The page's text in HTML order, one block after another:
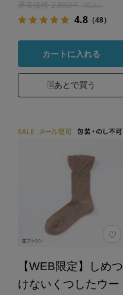
通常価格 2,860円 （税込）
4.8（48）
カートに入れる
あとで買う
【WEB限定】しめつ
けないくつしたウー